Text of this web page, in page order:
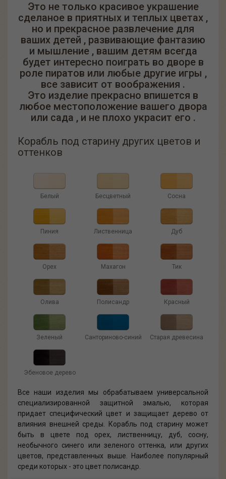
Это не только красивое украшение
сделаное в приятных и теплых цветах ,
но и прекрасное развлечение для
ваших детей , развивающие фантазию
и мышление , вашим детям всегда
будет интересно поиграть во дворе в
роле пиратов или любые другие игры ,
все зависит от воображения .
Это изделие прекрасно впишется в
любое местоположение вашего двора
или сада , и не плохо украсит его .
Корабль под старину других цветов и
оттенков
Белый Бесцветный Сосна
Пиния Лиственница Дуб
Орех Махагон Тик
Олива Полисандр Красный
Зеленый Санториново-синий Старая древесина
Эбеновое дерево
Все наши изделия мы обрабатываем универсальной
специализированной защитной эмалью, которая
придает специфический цвет и защищает дерево от
влияния внешней среды. Корабль под старину может
быть в цвете под орех, лиственницу, дуб, сосну,
необычного синего или зеленого оттенка, или других
цветов, представленных выше. Наиболее популярный
среди которых - это цвет полисандр.